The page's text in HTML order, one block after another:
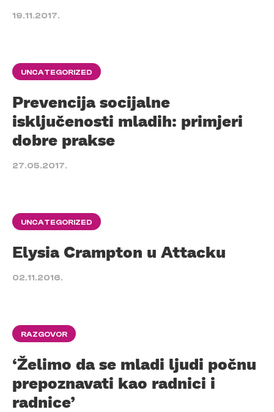
19.11.2017.
UNCATEGORIZED
Prevencija socijalne
isključenosti mladih: primjeri
dobre prakse
27.05.2017.
UNCATEGORIZED
Elysia Crampton u Attacku
02.11.2016.
RAZGOVOR
‘Želimo da se mladi ljudi počnu
prepoznavati kao radnici i
radnice’